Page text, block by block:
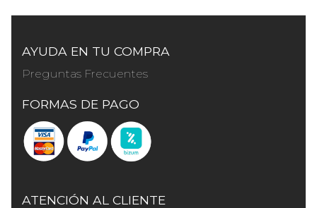
AYUDA EN TU COMPRA
Preguntas Frecuentes
FORMAS DE PAGO
ATENCIÓN AL CLIENTE